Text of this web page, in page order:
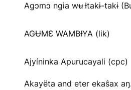
Agɔmɔ ngia wʉ Ɨtakɨ-takɨ
AGɄMƐ WAMBƗYA (lik)
Ajyíninka Apurucayali (cpc)
Akayëta and eter ekaŝax